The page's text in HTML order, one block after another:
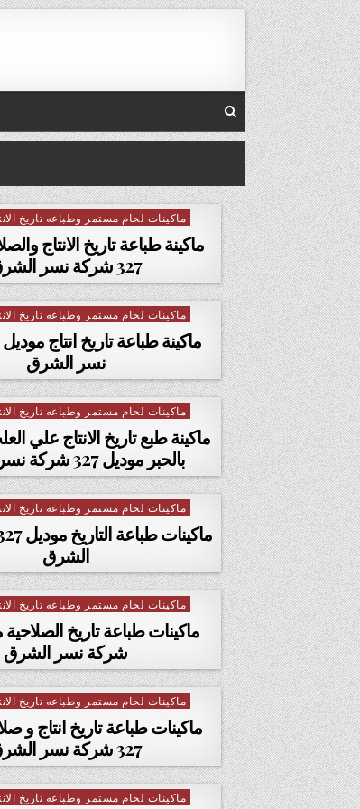
Skip to content
Posted in
ماكينات لحام مستمر وطباعه تاريخ
ماكينة طباعة تاريخ الانتاج
327 شركة نسر الشرق
Posted in
ماكينات لحام مستمر وطباعه تاريخ
نسر الشرق
Posted in
ماكينات لحام مستمر وطباعه تاريخ
ماكينة طبع تاريخ الانتاج علي
بالحبر موديل 327 شركة نسر الشرق
Posted in
ماكينات لحام مستمر وطباعه تاريخ
الشرق
Posted in
ماكينات لحام مستمر وطباعه تاريخ
شركة نسر الشرق
Posted in
ماكينات لحام مستمر وطباعه تاريخ
ماكينات طباعة تاريخ انتاج و
327 شركة نسر الشرق
Posted in
ماكينات لحام مستمر وطباعه تاريخ